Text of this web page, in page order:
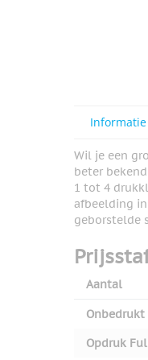
Informatie
Wil je een
beter
1 tot 4
afbeelding
geborstelde
Aantal
Onbedrukt
Opdruk